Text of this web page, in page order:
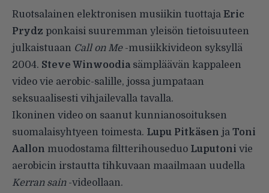
Ruotsalainen elektronisen musiikin tuottaja Eric
Prydz ponkaisi suuremman yleisön tietoisuuteen
julkaistuaan Call on Me-musiikkivideon syksyllä
2004. Steve Winwoodiasämpläävän kappaleen
video vie aerobic-salille, jossa jumpataan
seksuaalisesti vihjailevalla tavalla.
Ikoninen video on saanut kunnianosoituksen
suomalaisyhtyeen toimesta. Lupu Pitkäsen ja Toni
Aallon muodostama filtterihouseduo Luputoni vie
aerobicin irstautta tihkuvaan maailmaan uudella
Kerran sain-videollaan.